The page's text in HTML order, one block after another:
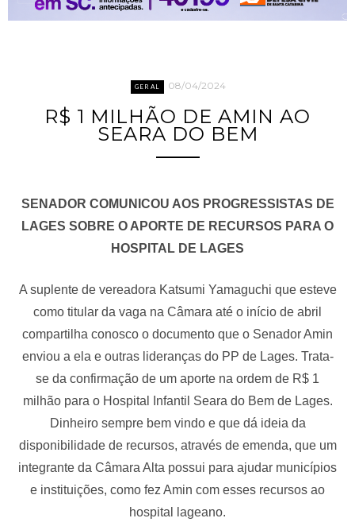
GERAL 08/04/2024
R$ 1 MILHÃO DE AMIN AO
SEARA DO BEM
SENADOR COMUNICOU AOS PROGRESSISTAS DE
LAGES SOBRE O APORTE DE RECURSOS PARA O
HOSPITAL DE LAGES
A suplente de vereadora Katsumi Yamaguchi que esteve
como titular da vaga na Câmara até o início de abril
compartilha conosco o documento que o Senador Amin
enviou a ela e outras lideranças do PP de Lages. Trata-
se da confirmação de um aporte na ordem de R$ 1
milhão para o Hospital Infantil Seara do Bem de Lages.
Dinheiro sempre bem vindo e que dá ideia da
disponibilidade de recursos, através de emenda, que um
integrante da Câmara Alta possui para ajudar municípios
e instituições, como fez Amin com esses recursos ao
hospital lageano.